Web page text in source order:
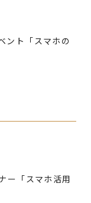
ト「スマホの
ー「スマホ活用